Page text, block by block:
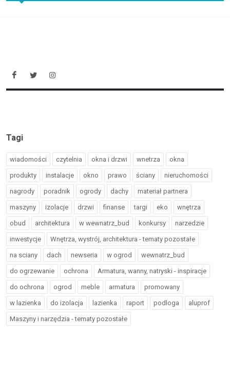
Tagi
wiadomości czytelnia okna i drzwi wnetrza okna
produkty instalacje okno prawo ściany nieruchomości
nagrody poradnik ogrody dachy materiał partnera
maszyny izolacje drzwi finanse targi eko wnętrza
obud architektura w wewnatrz_bud konkursy narzedzie
inwestycje Wnętrza, wystrój, architektura - tematy pozostałe
na sciany dach newseria w ogrod wewnatrz_bud
do ogrzewanie ochrona Armatura, wanny, natryski - inspiracje
do ochrona ogrod meble armatura promowany
w lazienka do izolacja lazienka raport podloga aluprof
Maszyny i narzędzia - tematy pozostałe